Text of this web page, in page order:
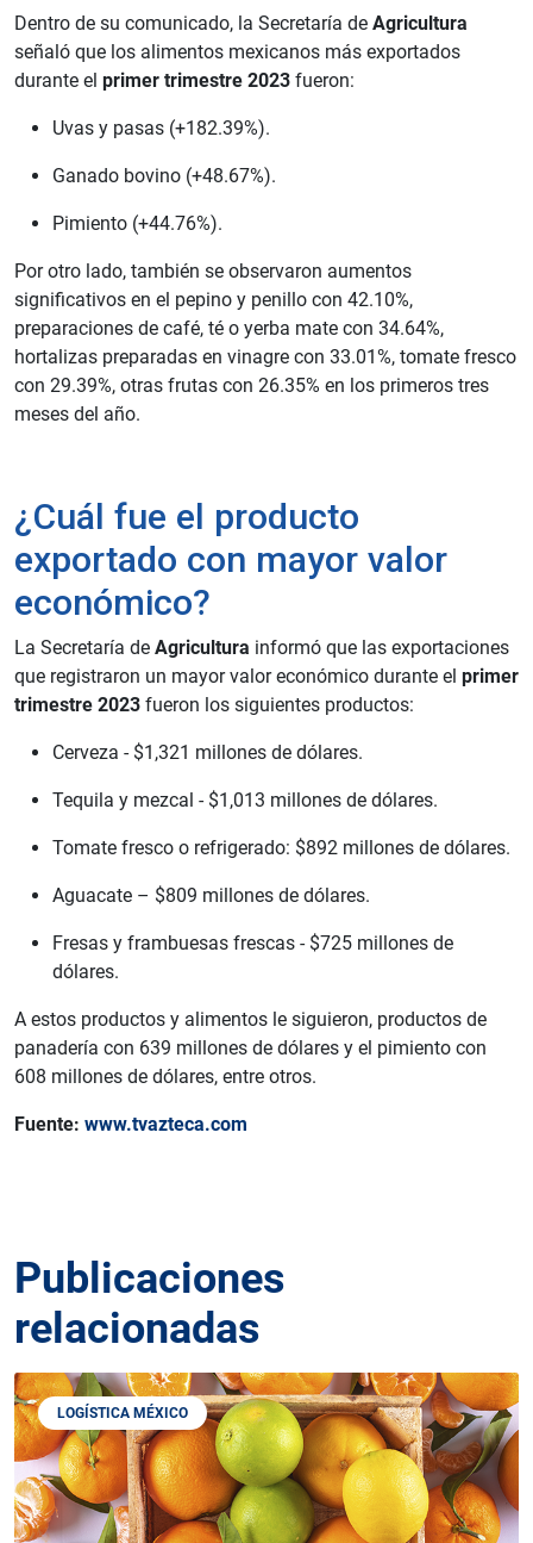
Dentro de su comunicado, la Secretaría de Agricultura
señaló que los alimentos mexicanos más exportados
durante el primer trimestre 2023 fueron:
Uvas y pasas (+182.39%).
Ganado bovino (+48.67%).
Pimiento (+44.76%).
Por otro lado, también se observaron aumentos
significativos en el pepino y penillo con 42.10%,
preparaciones de café, té o yerba mate con 34.64%,
hortalizas preparadas en vinagre con 33.01%, tomate fresco
con 29.39%, otras frutas con 26.35% en los primeros tres
meses del año.
¿Cuál fue el producto
exportado con mayor valor
económico?
La Secretaría de Agricultura informó que las exportaciones
que registraron un mayor valor económico durante el primer
trimestre 2023 fueron los siguientes productos:
Cerveza - $1,321 millones de dólares.
Tequila y mezcal - $1,013 millones de dólares.
Tomate fresco o refrigerado: $892 millones de dólares.
Aguacate – $809 millones de dólares.
Fresas y frambuesas frescas - $725 millones de
dólares.
A estos productos y alimentos le siguieron, productos de
panadería con 639 millones de dólares y el pimiento con
608 millones de dólares, entre otros.
Fuente: www.tvazteca.com
Publicaciones
relacionadas
LOGÍSTICA MÉXICO